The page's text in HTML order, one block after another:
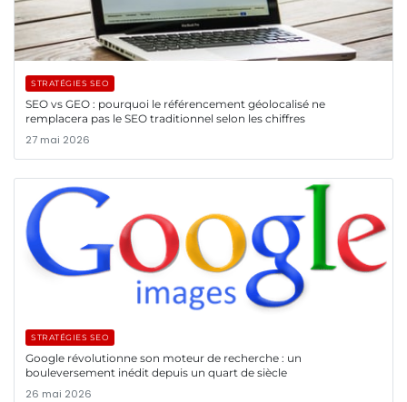
STRATÉGIES SEO
SEO vs GEO : pourquoi le référencement géolocalisé ne
remplacera pas le SEO traditionnel selon les chiffres
27 mai 2026
STRATÉGIES SEO
Google révolutionne son moteur de recherche : un
bouleversement inédit depuis un quart de siècle
26 mai 2026